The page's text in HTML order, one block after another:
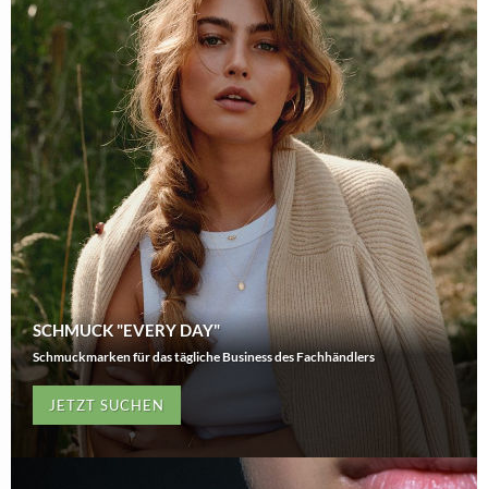
SCHMUCK "EVERY DAY"
Schmuckmarken für das tägliche Business des Fachhändlers
JETZT SUCHEN